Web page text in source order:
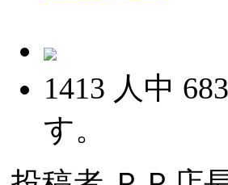
1413 人中 683
す。